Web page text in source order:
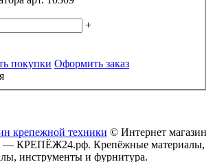
+
покупки Оформить заказ
© Интернет магазин
— КРЕПЁЖ24.рф. Крепёжные материалы,
инструменты и фурнитура.